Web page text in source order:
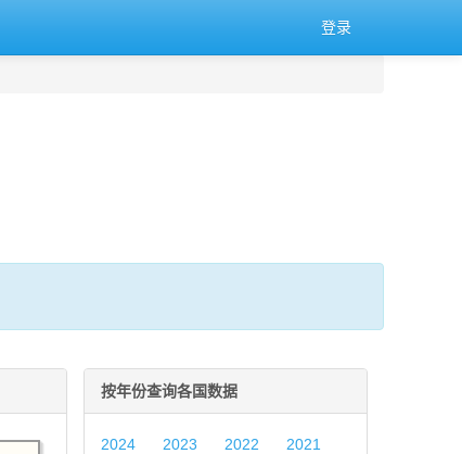
登录
按年份查询各国数据
2024 2023 2022
2021